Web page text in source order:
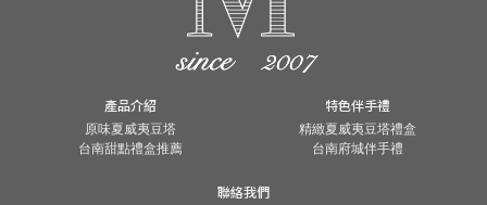
產品介紹
原味夏威夷豆塔
台南甜點禮盒推薦
特色伴手禮
精緻夏威夷豆塔禮盒
台南府城伴手禮
聯絡我們